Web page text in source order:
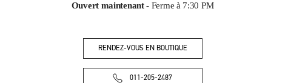
Ouvert maintenant- Ferme à 7:30 PM
RENDEZ-VOUS EN BOUTIQUE
011-205-2487